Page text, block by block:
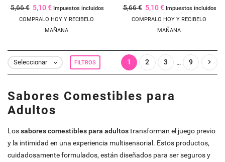
5,66 € 5,10 € Impuestos incluidos
COMPRALO HOY Y RECIBELO
MAÑANA
5,66 € 5,10 € Impuestos incluidos
COMPRALO HOY Y RECIBELO
MAÑANA
Seleccionar  FILTROS 1 2 3 … 9 
Sabores Comestibles para
Adultos
Lossabores comestibles para adultostransforman el juego previo
y la intimidad en una experiencia multisensorial. Estos productos,
cuidadosamente formulados, están diseñados para ser seguros y
CREAR LISTA DE DESEOS CANCELAR